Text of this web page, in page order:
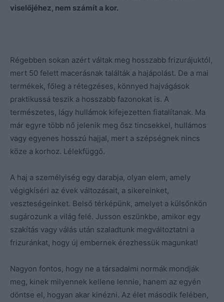
viselőjéhez, nem számít a kor.
Régebben sokan azért váltak meg hosszabb frizurájuktól,
mert 50 felett macerásnak találták a hajápolást. De a mai
termékek, főleg a rétegzéses, könnyed hajvágások
praktikussá teszik a hosszabb fazonokat is. A
természetes, lágy hullámok kifejezetten fiatalítanak. Ma
már egyre több nő jelenik meg ősz tincsekkel, hullámos
vagy egyenes hosszú hajjal, mert a szépségnek nincs
köze a korhoz. Lélekfüggő.
A haj a személyiség egy darabja, olyan elem, amely
végigkíséri az évek változásait, a sikereinket,
veszteségeinket. Belső térképünk, amelyet a külsőnkön
sugározunk a világ felé. Jusson eszünkbe, amikor egy
szakítás vagy válás után szaladtunk megváltoztatni a
frizuránkat, hogy új embernek érezhessük magunkat!
Nagyon fontos, hogy ne a társadalmi normák mondják
meg, kinek milyennek kellene lennie, hanem az egyén
döntse el, hogyan akar kinézni. Az élet második felében,